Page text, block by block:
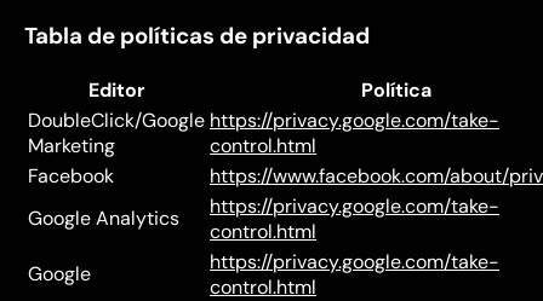
Tabla de políticas de privacidad
Editor
Política
DoubleClick/Google
Marketing
https://privacy.google.com/take-
control.html
Facebook
https://www.facebook.com/about/
Google Analytics
https://privacy.google.com/take-
control.html
Google
https://privacy.google.com/take-
control.html